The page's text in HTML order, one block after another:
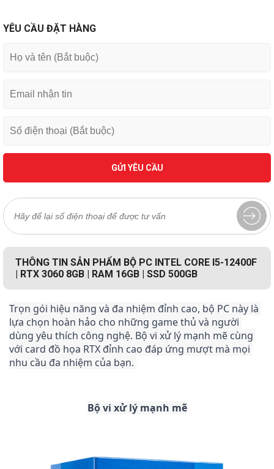
YÊU CẦU ĐẶT HÀNG
GỬI YÊU CẦU
THÔNG TIN SẢN PHẨM BỘ PC INTEL CORE I5-12400F
| RTX 3060 8GB | RAM 16GB | SSD 500GB
Trọn gói hiệu năng và đa nhiệm đỉnh cao, bộ PC này là
lựa chọn hoàn hảo cho những game thủ và người
dùng yêu thích công nghệ. Bộ vi xử lý mạnh mẽ cùng
với card đồ họa RTX đỉnh cao đáp ứng mượt mà mọi
nhu cầu đa nhiệm của bạn.
Bộ vi xử lý mạnh mẽ